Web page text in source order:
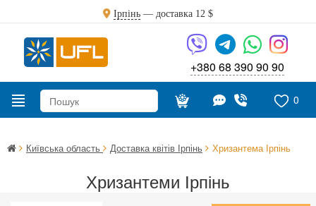
Ірпінь — доставка 12 $
+380 68 390 90 90
0
Київська область Доставка квітів Ірпінь Хризантема Ірпінь
Хризантеми Ірпінь